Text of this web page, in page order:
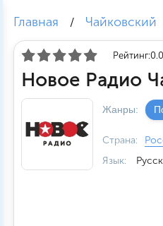
Главная / Чайковский
Рейтинг:0.0
Новое Радио
Жанры:
Страна:
Язык: